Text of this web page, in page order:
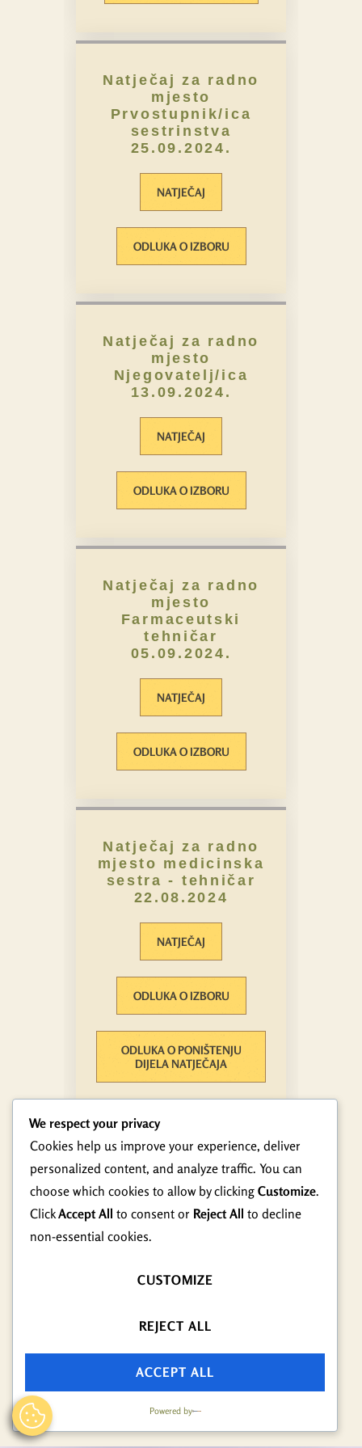
Natječaj za radno
mjesto
Prvostupnik/ica
sestrinstva
25.09.2024.
NATJEČAJ
ODLUKA O IZBORU
Natječaj za radno
mjesto
Njegovatelj/ica
13.09.2024.
NATJEČAJ
ODLUKA O IZBORU
Natječaj za radno
mjesto
Farmaceutski
tehničar
05.09.2024.
NATJEČAJ
ODLUKA O IZBORU
Natječaj za radno
mjesto medicinska
sestra - tehničar
22.08.2024
NATJEČAJ
ODLUKA O IZBORU
ODLUKA O PONIŠTENJU
DIJELA NATJEČAJA
Natječaj za radno
mjesto medicinska
sestra - tehničar
08.08.2024
We respect your privacy
Cookies help us improve your experience, deliver
personalized content, and analyze traffic. You can
choose which cookies to allow by clicking Customize.
ClickAccept All to consent or Reject All to decline
non-essential cookies.
CUSTOMIZE
REJECT ALL
ACCEPT ALL
Powered by